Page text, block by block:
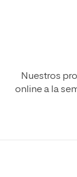
Nuestros
online a la